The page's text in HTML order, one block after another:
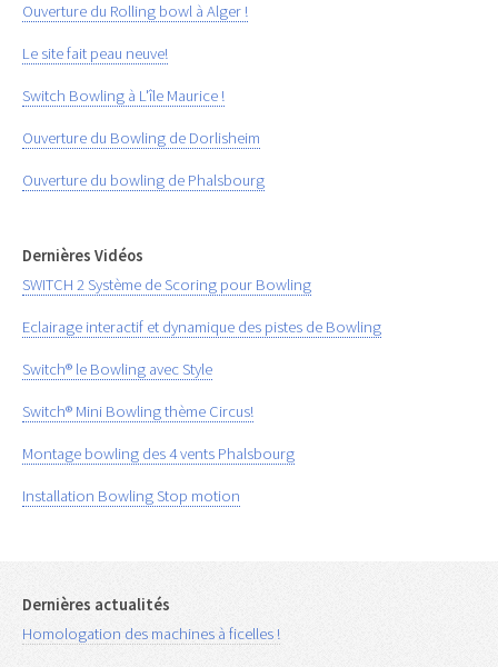
Ouverture du Rolling bowl à Alger !
Le site fait peau neuve!
Switch Bowling à L'île Maurice !
Ouverture du Bowling de Dorlisheim
Ouverture du bowling de Phalsbourg
Dernières Vidéos
SWITCH 2 Système de Scoring pour Bowling
Eclairage interactif et dynamique des pistes de Bowling
Switch® le Bowling avec Style
Switch® Mini Bowling thème Circus!
Montage bowling des 4 vents Phalsbourg
Installation Bowling Stop motion
Dernières actualités
Homologation des machines à ficelles !